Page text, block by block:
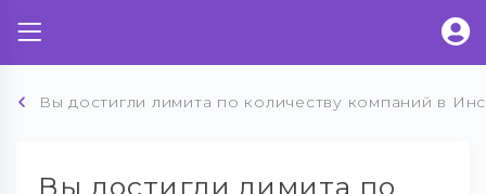
Вы достигли лимита по количеству компаний в
Вы достигли лимита по